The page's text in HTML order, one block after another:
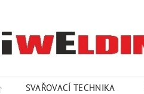
SVAŘOVACÍ TECHNIKA